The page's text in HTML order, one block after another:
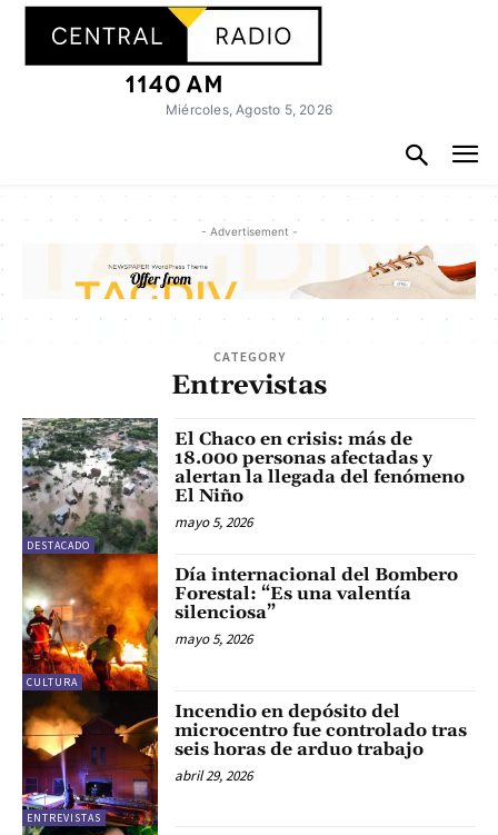
Miércoles, Agosto 5, 2026
- Advertisement -
CATEGORY
Entrevistas
DESTACADO
El Chaco en crisis: más de
18.000 personas afectadas y
alertan la llegada del fenómeno
El Niño
mayo 5, 2026
CULTURA
Día internacional del Bombero
Forestal: “Es una valentía
silenciosa”
mayo 5, 2026
ENTREVISTAS
Incendio en depósito del
microcentro fue controlado tras
seis horas de arduo trabajo
abril 29, 2026